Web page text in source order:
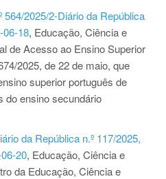
2025/2-Diário da República
06-18, Educação, Ciência e
de Acesso ao Ensino Superior
2025, de 22 de maio, que
superior português de
do ensino secundário
da República n.º 117/2025,
20, Educação, Ciência e
da Educação, Ciência e